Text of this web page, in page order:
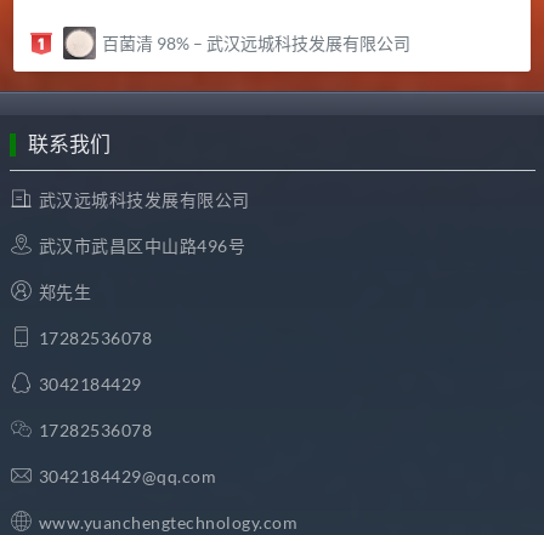
百菌清 98% – 武汉远城科技发展有限公司
联系我们
武汉远城科技发展有限公司
武汉市武昌区中山路496号
郑先生
17282536078
3042184429
17282536078
3042184429@qq.com
www.yuanchengtechnology.com